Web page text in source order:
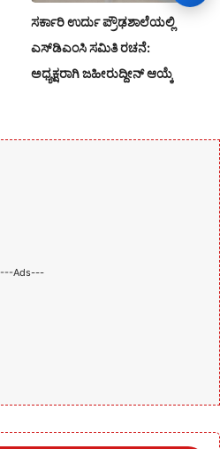
ಸರ್ಕಾರಿ ಉರ್ದು ಪ್ರೌಢಶಾಲೆಯಲ್ಲಿ
ಎಸ್‌ಡಿಎಂಸಿ ಸಮಿತಿ ರಚನೆ:
ಅಧ್ಯಕ್ಷರಾಗಿ ಜಹೀರುದ್ದೀನ್ ಆಯ್ಕೆ
---Ads---